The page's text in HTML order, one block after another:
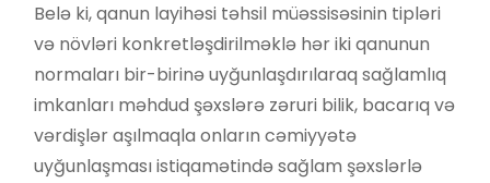
Belə ki, qanun layihəsi təhsil müəssisəsinin tipləri
və növləri konkretləşdirilməklə hər iki qanunun
normaları bir-birinə uyğunlaşdırılaraq sağlamlıq
imkanları məhdud şəxslərə zəruri bilik, bacarıq və
vərdişlər aşılmaqla onların cəmiyyətə
uyğunlaşması istiqamətində sağlam şəxslərlə